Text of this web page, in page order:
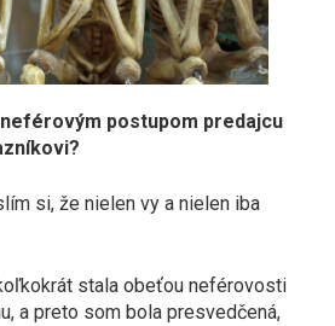
postupom predajcu
si, že nielen vy a nielen iba
stala obeťou neférovosti
a preto som bola presvedčená,